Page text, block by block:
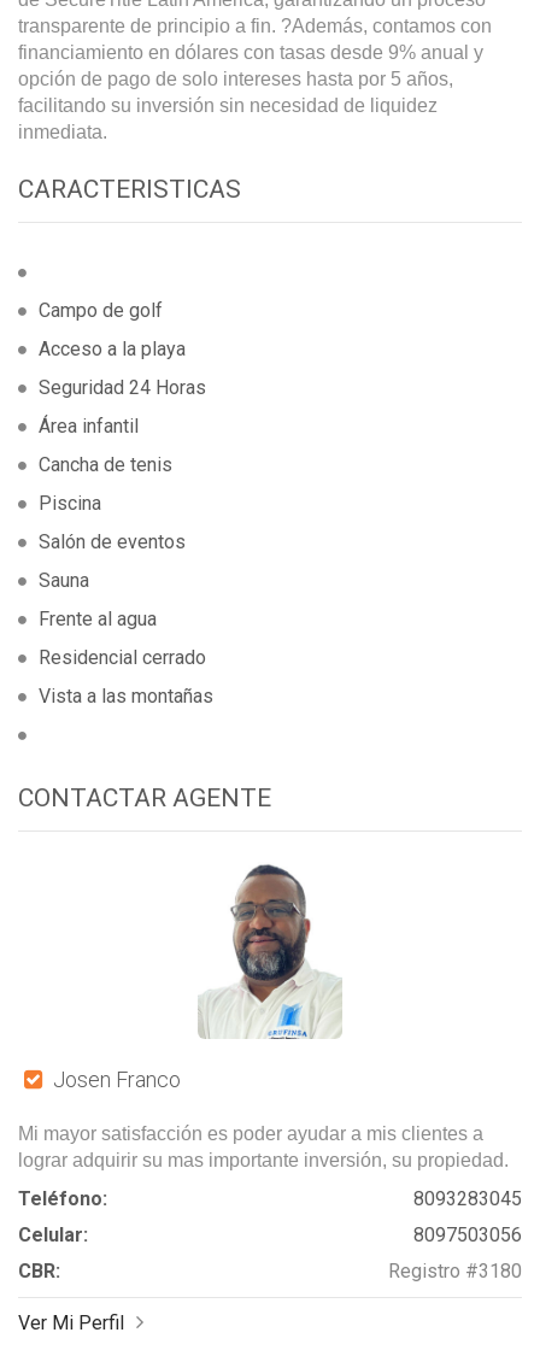
transparente de principio a fin. ?Además, contamos con
financiamiento en dólares con tasas desde 9% anual y
opción de pago de solo intereses hasta por 5 años,
facilitando su inversión sin necesidad de liquidez
inmediata.
CARACTERISTICAS
Campo de golf
Acceso a la playa
Seguridad 24 Horas
Área infantil
Cancha de tenis
Piscina
Salón de eventos
Sauna
Frente al agua
Residencial cerrado
Vista a las montañas
CONTACTAR AGENTE
Josen Franco
Mi mayor satisfacción es poder ayudar a mis clientes a
lograr adquirir su mas importante inversión, su propiedad.
Teléfono:
8093283045
Celular:
8097503056
CBR:
Registro #3180
Ver Mi Perfil